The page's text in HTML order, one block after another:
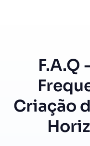
F.A.Q
Criação